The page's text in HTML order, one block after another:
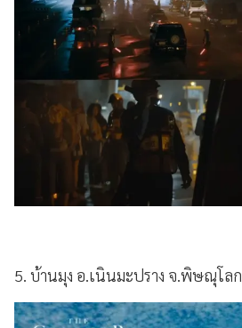
5. บ้านมุง อ.เนินมะปราง จ.พิษณุโลก